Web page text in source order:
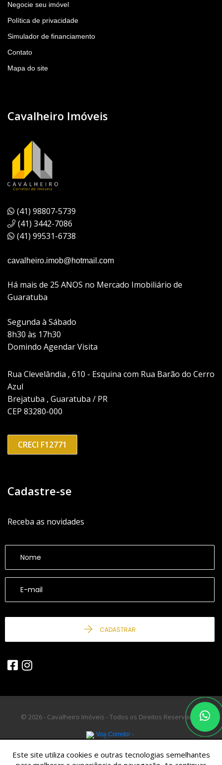
Negocie seu imóvel
Política de privacidade
Simulador de financiamento
Contato
Mapa do site
Cavalheiro Imóveis
(41) 98807-5739
(41) 3442-7086
(41) 99531-6738
cavalheiro.imob@hotmail.com
Há mais de 25 ANOS no Mercado Imobiliário de
Guaratuba
Segunda à Sábado
8h30 às 17h30
Domindo Agendar Visita
Rua Clevelândia , 610 - Esquina com Rua Barão do Cerro
Azul
Brejatuba , Guaratuba / PR
CEP 83280-000
CRECI F12771
Cadastre-se
Receba as novidades
CADASTRAR
© 2026 - Cavalheiro Imóveis - Todos os Direitos Reservados.
Este site utiliza cookies e outras tecnologias semelhantes